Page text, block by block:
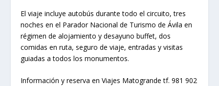
El viaje incluye autobús durante todo el circuito, tres
noches en el Parador Nacional de Turismo de Ávila en
régimen de alojamiento y desayuno buffet, dos
comidas en ruta, seguro de viaje, entradas y visitas
guiadas a todos los monumentos.
Información y reserva en Viajes Matogrande tf. 981 902